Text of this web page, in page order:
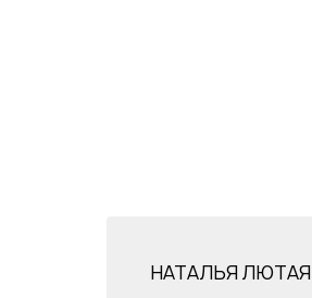
НАТАЛЬЯ ЛЮТАЯ